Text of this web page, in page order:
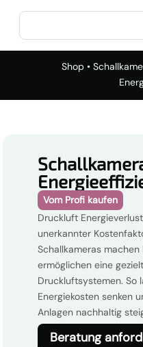
Shop •
Vom Profi kaufen
Druckluft
unerkannter
Schallkameras
ermöglichen eine
Druckluftsystemen. So
Energiekosten senken
Anlagen nachhaltig
Beratung